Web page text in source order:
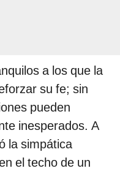
a los que la
su fe; sin
pueden
inesperados. A
la simpática
el techo de un